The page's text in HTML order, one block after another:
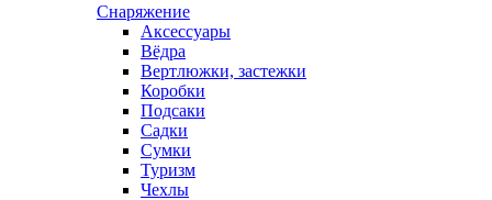
Снаряжение
Аксессуары
Вёдра
Вертлюжки, застежки
Коробки
Подсаки
Садки
Сумки
Туризм
Чехлы